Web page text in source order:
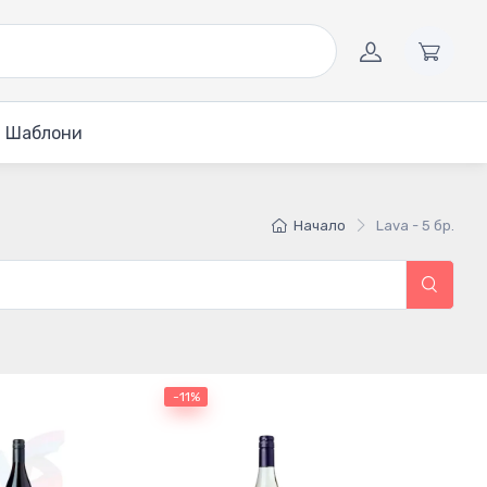
Шаблони
Начало Lava - 5 бр.
-11%